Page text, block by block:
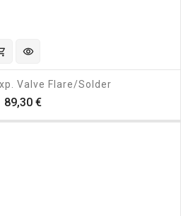
visibility
Valve Flare/Solder
89,30 €Prezzo